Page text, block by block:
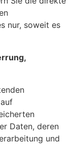
nur, soweit es
Daten, deren
und